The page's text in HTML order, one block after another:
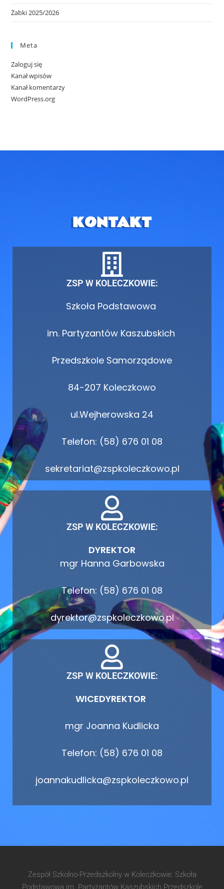
Żabki 2025/2026
Meta
Zaloguj się
Kanał wpisów
Kanał komentarzy
WordPress.org
KONTAKT
ZSP W KOLECZKOWIE:
Szkoła Podstawowa
im. Partyzantów Kaszubskich
Przedszkole Samorządowe
84-207 Koleczkowo
ul.Wejherowska 24
Telefon: (58) 676 01 08
sekretariat@zspkoleczkowo.pl
ZSP W KOLECZKOWIE:
DYREKTOR
mgr Hanna Garbowska
Telefon: (58) 676 01 08
dyrektor@zspkoleczkowo.pl
ZSP W KOLECZKOWIE:
WICEDYREKTOR
mgr Joanna Kudlicka
Telefon: (58) 676 01 08
joannakudlicka@zspkoleczkowo.pl
Zespół Szkolno-Przedszkolny w Koleczkowie: Szkoła
Podstawowa im. Partyzantów Kaszubskich Przedszkole